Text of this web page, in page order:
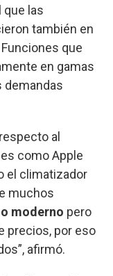
que las
también en
que
en gamas
demandas
al
como Apple
el climatizador
muchos
moderno pero
precios, por eso
afirmó.